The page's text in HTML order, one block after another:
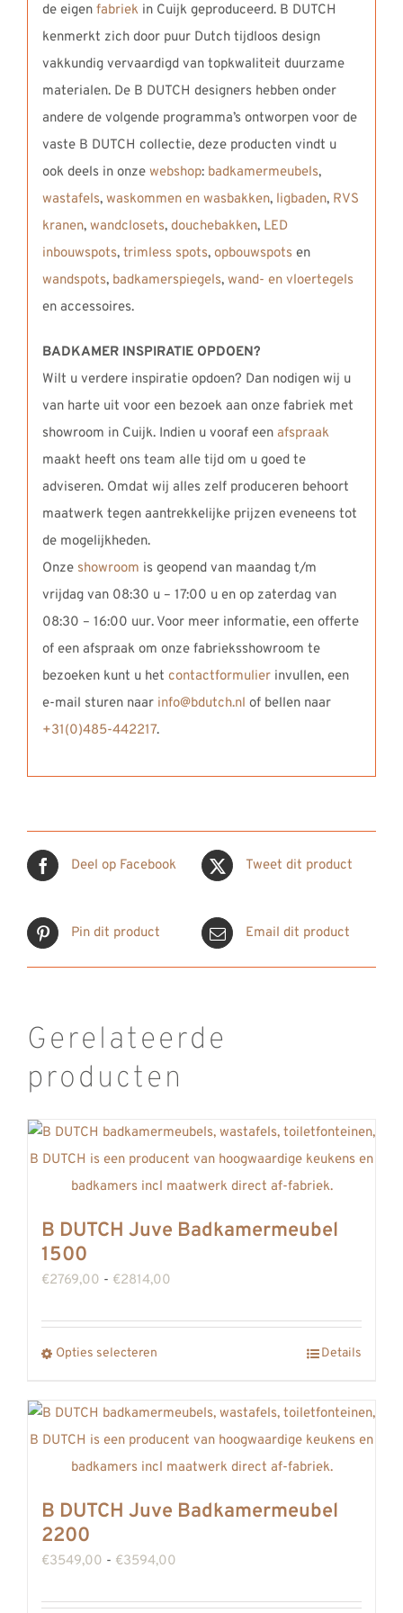
de eigen fabriekin Cuijk geproduceerd. B DUTCH
kenmerkt zich door puur Dutch tijdloos design
vakkundig vervaardigd van topkwaliteit duurzame
materialen. De B DUTCH designers hebben onder
andere de volgende programma’s ontworpen voor de
vaste B DUTCH collectie, deze producten vindt u
ook deels in onze webshop: badkamermeubels,
wastafels, waskommen en wasbakken, ligbaden, RVS
kranen, wandclosets, douchebakken, LED
inbouwspots, trimless spots, opbouwspots en
wandspots, badkamerspiegels, wand- en vloertegels
en accessoires.
BADKAMER INSPIRATIE OPDOEN?
Wilt u verdere inspiratie opdoen? Dan nodigen wij u
van harte uit voor een bezoek aan onze fabriek met
showroom in Cuijk. Indien u vooraf een afspraak
maakt heeft ons team alle tijd om u goed te
adviseren. Omdat wij alles zelf produceren behoort
maatwerk tegen aantrekkelijke prijzen eveneens tot
de mogelijkheden.
Onze showroom is geopend van maandag t/m
vrijdag van 08:30 u – 17:00 u en op zaterdag van
08:30 – 16:00 uur. Voor meer informatie, een offerte
of een afspraak om onze fabrieksshowroom te
bezoeken kunt u het contactformulierinvullen, een
e-mail sturen naar info@bdutch.nl of bellen naar
+31(0)485-442217.
Deel op Facebook Tweet dit product
Pin dit product Email dit product
Gerelateerde
producten
B DUTCH Juve Badkamermeubel
1500
€2769,00 - €2814,00
tot
Opties selecteren
heeft
meerdere
variaties.
optie
gekozen
Details
B DUTCH Juve Badkamermeubel
2200
€3549,00 - €3594,00